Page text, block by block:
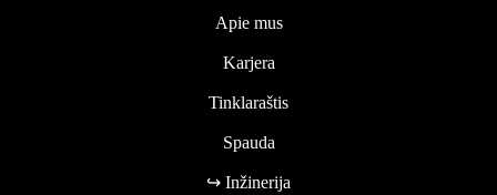
Apie mus
Karjera
Tinklaraštis
Spauda
↪ Inžinerija